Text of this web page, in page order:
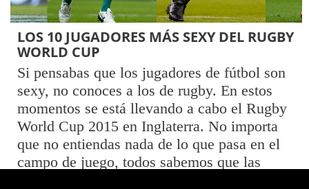
LOS 10 JUGADORES MÁS SEXY DEL RUGBY
WORLD CUP
Si pensabas que los jugadores de fútbol son
sexy, no conoces a los de rugby. En estos
momentos se está llevando a cabo el Rugby
World Cup 2015 en Inglaterra. No importa
que no entiendas nada de lo que pasa en el
campo de juego, todos sabemos que las